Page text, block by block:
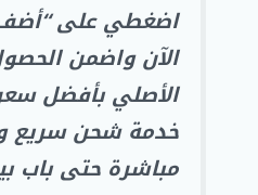
اضغطي على “أضف
الآن واضمن
الأصلي بأفضل
خدمة شحن سريع
مباشرة حتى باب